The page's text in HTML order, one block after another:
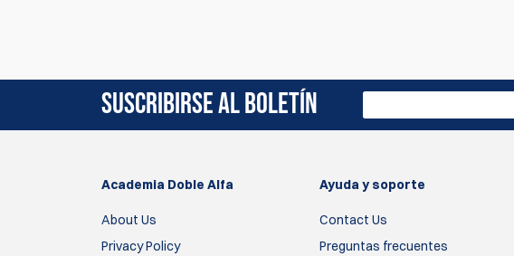
SUSCRIBIRSE AL BOLETÍN
Academia Doble Alfa
About Us
Privacy Policy
Ayuda y soporte
Contact Us
Preguntas frecuentes